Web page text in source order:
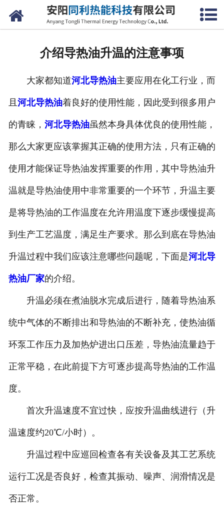
网站首页
介绍导热油升温的注意事项
大家都知道河北导热油主要应用在化工行业，而
且 河北导热油着良好的使用性能，因此受到很多用户
的青睐， 河北导热油虽然本身具体优良的使用性能，
那么大家更应该掌握其正确的使用方法，只有正确的
使用才能保证导热油发挥重要的作用，其中导热油升
温就是导热油使用中非常重要的一个环节，升温主要
是将导热油的工作温度在允许用温度下逐步缓慢提高
到生产工艺温度，满足生产要求。那么到底在导热油
升温过程中我们应该注意哪些问题呢，下面是河北导
热油厂家的介绍。
升温必须在煮油脱水完成后进行，随着导热油系
统中气体的不断排出和导热油的不断补充，使热油循
环泵工作压力及加热炉进出口压差，导热油流量趋于
正常平稳，在此前提下方可逐步提高导热油的工作温
度。
首次升温速度不宜过快，应按升温曲线进行（升
温速度约20℃/小时）。
升温过程中应巡回检查各有关设备及其工艺系统
运行工况是否良好，检查其振动、噪声、润滑情况是
否正常。